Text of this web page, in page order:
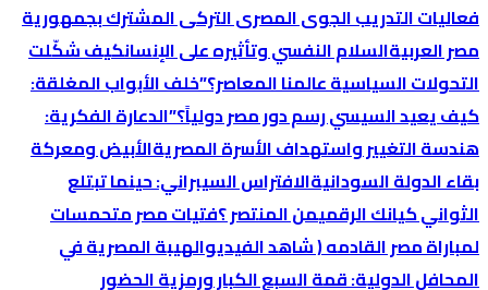
فعاليات التدريب الجوى المصرى التركى المشترك بجمهورية
مصر العربيةالسلام النفسي وتأثيره على الإنسانكيف شكّلت
التحولات السياسية عالمنا المعاصر؟​”خلف الأبواب المغلقة:
كيف يعيد السيسي رسم دور مصر دولياً؟”الدعارة الفكرية:
هندسة التغيير واستهداف الأسرة المصريةالأبيض ومعركة
بقاء الدولة السودانيةالافتراس السيبراني: حينما تبتلع
الثواني كيانك الرقميمن المنتصر ؟فتيات مصر متحمسات
لمباراة مصر القادمه ( شاهد الفيديوالهيبة المصرية في
المحافل الدولية: قمة السبع الكبار ورمزية الحضور